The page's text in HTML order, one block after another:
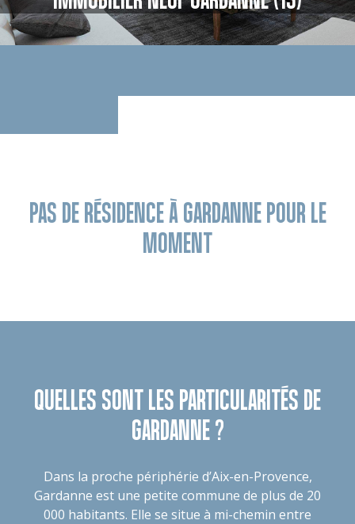
PAS DE RÉSIDENCE À GARDANNE POUR LE
MOMENT
QUELLES SONT LES PARTICULARITÉS DE
GARDANNE ?
Dans la proche périphérie d’Aix-en-Provence,
Gardanne est une petite commune de plus de 20
000 habitants. Elle se situe à mi-chemin entre